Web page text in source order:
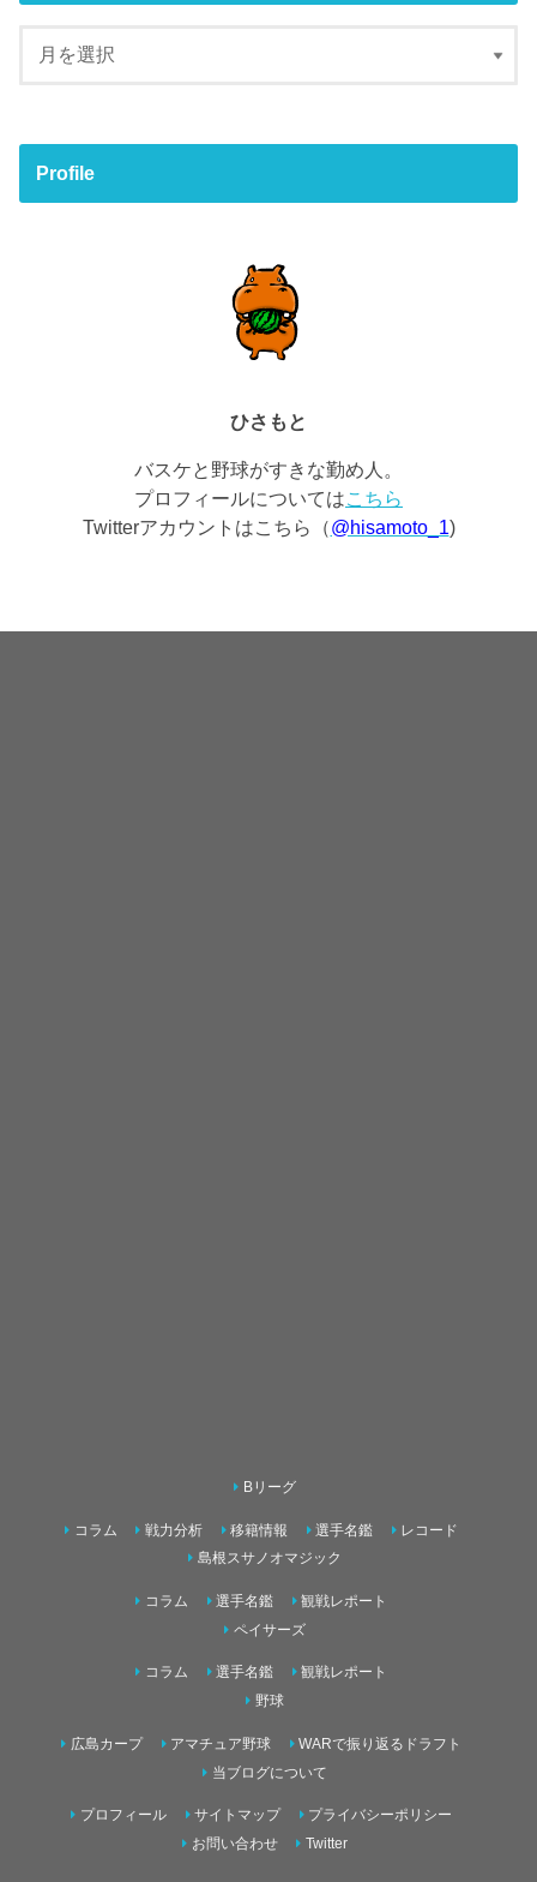
Profile
ひさもと
バスケと野球がすきな勤め人。
プロフィールについてはこちら
Twitterアカウントはこちら（@hisamoto_1)
Bリーグ
コラム 戦力分析 移籍情報 選手名鑑
レコード
島根スサノオマジック
コラム 選手名鑑
観戦レポート
ペイサーズ
コラム 選手名鑑
観戦レポート
野球
広島カープ アマチュア野球
WARで振り返るドラフト
当ブログについて
プロフィール サイトマップ
プライバシーポリシー
お問い合わせ
Twitter